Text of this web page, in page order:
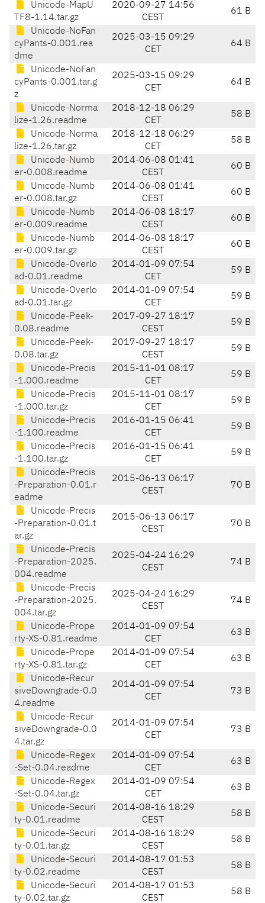
Unicode-MapU
TF8-1.14.tar.gz
2020-09-27 14:56
CEST
61 B
Unicode-NoFan
cyPants-0.001.rea
dme
2025-03-15 09:29
CET
64 B
Unicode-NoFan
cyPants-0.001.tar.g
z
2025-03-15 09:29
CET
64 B
Unicode-Norma
lize-1.26.readme
2018-12-18 06:29
CET
58 B
Unicode-Norma
lize-1.26.tar.gz
2018-12-18 06:29
CET
58 B
Unicode-Numb
er-0.008.readme
2014-06-08 01:41
CEST
60 B
Unicode-Numb
er-0.008.tar.gz
2014-06-08 01:41
CEST
60 B
Unicode-Numb
er-0.009.readme
2014-06-08 18:17
CEST
60 B
Unicode-Numb
er-0.009.tar.gz
2014-06-08 18:17
CEST
60 B
Unicode-Overlo
ad-0.01.readme
2014-01-09 07:54
CET
59 B
Unicode-Overlo
ad-0.01.tar.gz
2014-01-09 07:54
CET
59 B
Unicode-Peek-
0.08.readme
2017-09-27 18:17
CEST
59 B
Unicode-Peek-
0.08.tar.gz
2017-09-27 18:17
CEST
59 B
Unicode-Precis
-1.000.readme
2015-11-01 08:17
CET
59 B
Unicode-Precis
-1.000.tar.gz
2015-11-01 08:17
CET
59 B
Unicode-Precis
-1.100.readme
2016-01-15 06:41
CET
59 B
Unicode-Precis
-1.100.tar.gz
2016-01-15 06:41
CET
59 B
Unicode-Precis
-Preparation-0.01.r
eadme
2015-06-13 06:17
CEST
70 B
Unicode-Precis
-Preparation-0.01.t
ar.gz
2015-06-13 06:17
CEST
70 B
Unicode-Precis
-Preparation-2025.
004.readme
2025-04-24 16:29
CEST
74 B
Unicode-Precis
-Preparation-2025.
004.tar.gz
2025-04-24 16:29
CEST
74 B
Unicode-Prope
rty-XS-0.81.readme
2014-01-09 07:54
CET
63 B
Unicode-Prope
rty-XS-0.81.tar.gz
2014-01-09 07:54
CET
63 B
Unicode-Recur
siveDowngrade-0.0
4.readme
2014-01-09 07:54
CET
73 B
Unicode-Recur
siveDowngrade-0.0
4.tar.gz
2014-01-09 07:54
CET
73 B
Unicode-Regex
-Set-0.04.readme
2014-01-09 07:54
CET
63 B
Unicode-Regex
-Set-0.04.tar.gz
2014-01-09 07:54
CET
63 B
Unicode-Securi
ty-0.01.readme
2014-08-16 18:29
CEST
58 B
Unicode-Securi
ty-0.01.tar.gz
2014-08-16 18:29
CEST
58 B
Unicode-Securi
ty-0.02.readme
2014-08-17 01:53
CEST
58 B
Unicode-Securi
ty-0.02.tar.gz
2014-08-17 01:53
CEST
58 B